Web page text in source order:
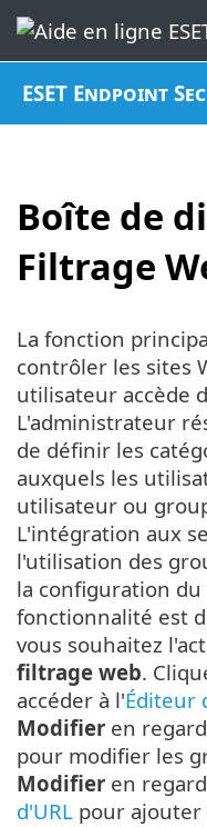
ESET Endpoint
Boîte de
Filtrage
La fonction
contrôler les sites
utilisateur accède
L'administrateur
de définir les
auxquels les
utilisateur ou
L'intégration aux
l'utilisation des
la configuration
fonctionnalité est
vous souhaitez
filtrage web.
accéder à l'Éditeur
Modifier en
pour modifier les
Modifier en
d'URL pour ajouter